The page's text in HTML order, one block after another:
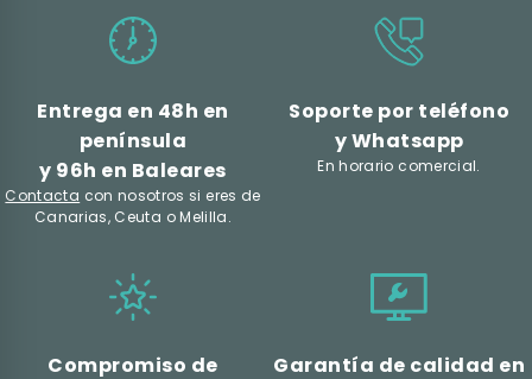
Entrega en 48h en
península
y 96h en Baleares
Contacta con nosotros si eres de
Canarias, Ceuta o Melilla.
Soporte por teléfono
y Whatsapp
En horario comercial.
Compromiso de
Garantía de calidad en